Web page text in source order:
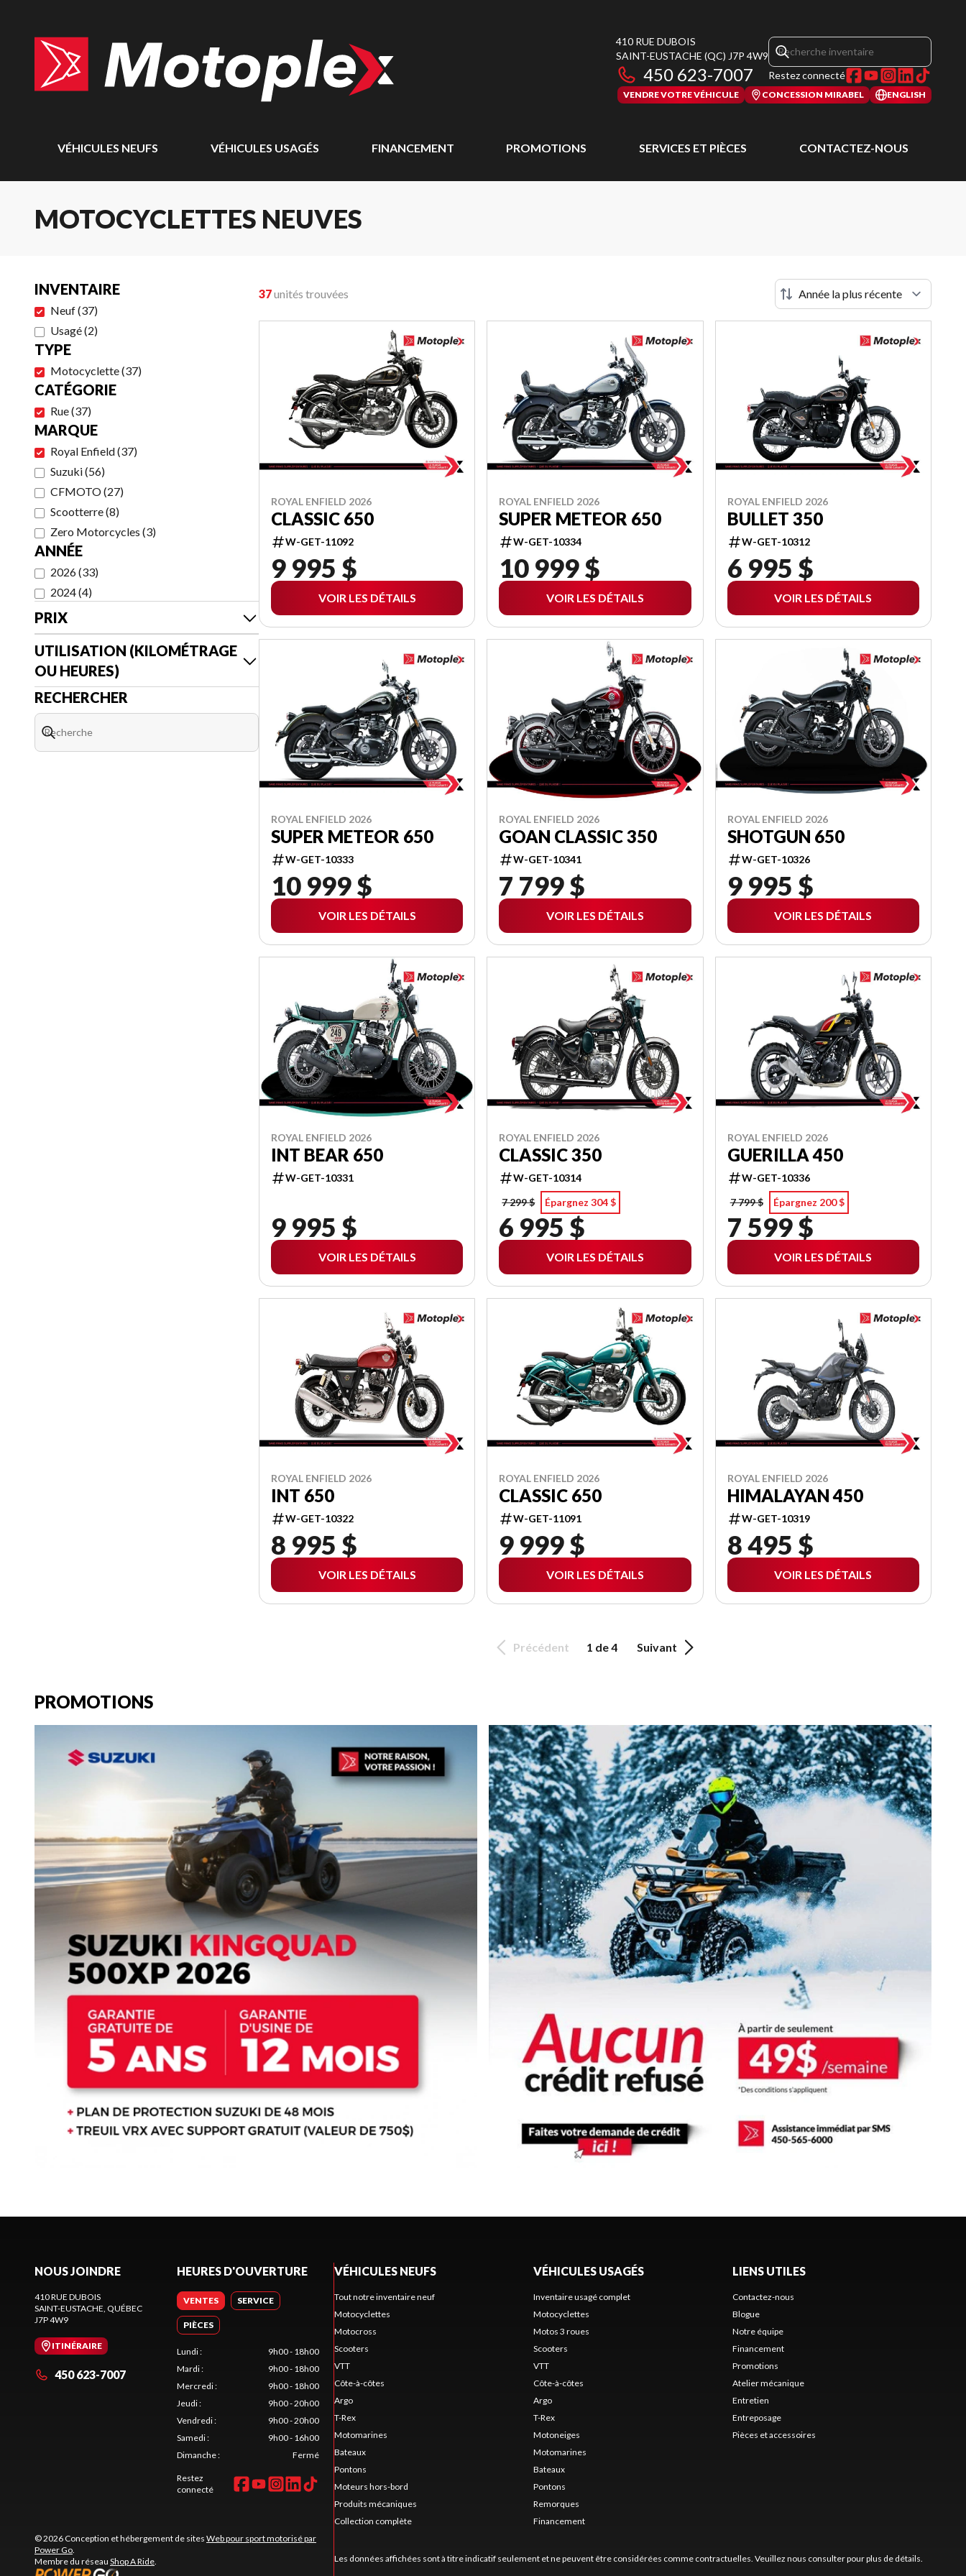
410 RUE DUBOIS
SAINT-EUSTACHE (QC) J7P 4W9
450 623-7007 Restez connecté
VENDRE VOTRE VÉHICULE CONCESSION MIRABEL ENGLISH
VÉHICULES NEUFS VÉHICULES USAGÉS FINANCEMENT PROMOTIONS SERVICES ET PIÈCES CONTACTEZ-NOUS
MOTOCYCLETTES NEUVES
INVENTAIRE
Neuf(37)
Usagé(2)
TYPE
Motocyclette(37)
CATÉGORIE
Rue(37)
MARQUE
Royal Enfield(37)
Suzuki(56)
CFMOTO(27)
Scootterre(8)
Zero Motorcycles (3)
ANNÉE
2026(33)
2024(4)
PRIX
UTILISATION (KILOMÉTRAGE
OU HEURES)
RECHERCHER
37unités trouvées
ROYAL ENFIELD 2026
CLASSIC 650
W-GET-11092
9 995 $
VOIR LES DÉTAILS
ROYAL ENFIELD 2026
SUPER METEOR 650
W-GET-10334
10 999 $
VOIR LES DÉTAILS
ROYAL ENFIELD 2026
BULLET 350
W-GET-10312
6 995 $
VOIR LES DÉTAILS
ROYAL ENFIELD 2026
SUPER METEOR 650
W-GET-10333
10 999 $
VOIR LES DÉTAILS
ROYAL ENFIELD 2026
GOAN CLASSIC 350
W-GET-10341
7 799 $
VOIR LES DÉTAILS
ROYAL ENFIELD 2026
SHOTGUN 650
W-GET-10326
9 995 $
VOIR LES DÉTAILS
ROYAL ENFIELD 2026
INT BEAR 650
W-GET-10331
9 995 $
VOIR LES DÉTAILS
ROYAL ENFIELD 2026
CLASSIC 350
W-GET-10314
7 299 $
Épargnez 304 $
6 995 $
VOIR LES DÉTAILS
ROYAL ENFIELD 2026
GUERILLA 450
W-GET-10336
7 799 $
Épargnez 200 $
7 599 $
VOIR LES DÉTAILS
ROYAL ENFIELD 2026
INT 650
W-GET-10322
8 995 $
VOIR LES DÉTAILS
ROYAL ENFIELD 2026
CLASSIC 650
W-GET-11091
9 999 $
VOIR LES DÉTAILS
ROYAL ENFIELD 2026
HIMALAYAN 450
W-GET-10319
8 495 $
VOIR LES DÉTAILS
Précédent 1 de 4 Suivant
PROMOTIONS
NOUS JOINDRE
410 RUE DUBOIS
SAINT-EUSTACHE, QUÉBEC
J7P 4W9
ITINÉRAIRE
450 623-7007
HEURES D'OUVERTURE
VENTES SERVICE
PIÈCES
Lundi:
9h00 - 18h00
Mardi:
9h00 - 18h00
Mercredi:
9h00 - 18h00
Jeudi:
9h00 - 20h00
Vendredi:
9h00 - 20h00
Samedi:
9h00 - 16h00
Dimanche: Fermé
Restez
connecté
© 2026 Conception et hébergement de sites Web pour sport motorisé par
Power Go.
Membre du réseau Shop A Ride.
VÉHICULES NEUFS
Tout notre inventaire neuf
Motocyclettes
Motocross
Scooters
VTT
Côte-à-côtes
Argo
T-Rex
Motomarines
Bateaux
Pontons
Moteurs hors-bord
Produits mécaniques
Collection complète
VÉHICULES USAGÉS
Inventaire usagé complet
Motocyclettes
Motos 3 roues
Scooters
VTT
Côte-à-côtes
Argo
T-Rex
Motoneiges
Motomarines
Bateaux
Pontons
Remorques
Financement
LIENS UTILES
Contactez-nous
Blogue
Notre équipe
Financement
Promotions
Atelier mécanique
Entretien
Entreposage
Pièces et accessoires
Les données affichées sont à titre indicatif seulement et ne peuvent être considérées comme contractuelles. Veuillez nous consulter pour plus de détails.